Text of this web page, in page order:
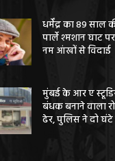
धर्मेंद्र का 89 साल
पार्ले श्मशान घाट
नम आंखों से विदाई
मुंबई के आर ए
बंधक बनाने वाला
ढेर, पुलिस ने दो